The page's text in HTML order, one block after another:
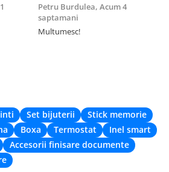
Petru Burdulea, Acum 4
saptamani
Multumesc!
Set bijuterii
Stick memorie
Boxa Termostat
Inel smart
Accesorii finisare documente